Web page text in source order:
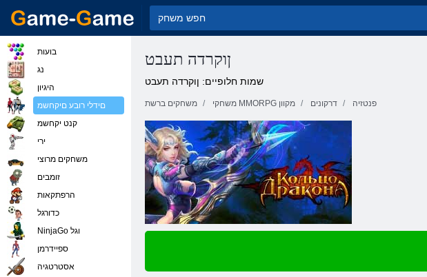
ןוקרדה תעבט
שמות חלופיים: ןוקרדה תעבט
משחקים ברשת משחקי MMORPG מקוון דרקונים פנטזיה
בועות
נג
היגיון
םידלי רובע םיקחשמ
קנט יקחשמ
ירי
משחקים מרוצי
זומבים
הרפתקאות
כדורגל
NinjaGo וגל
ספיידרמן
אסטרטגיה